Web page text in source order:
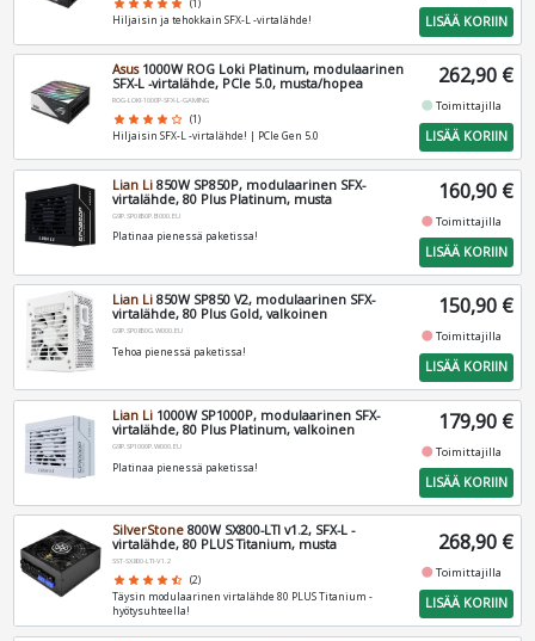
star star star star star (1)
Hiljaisin ja tehokkain SFX-L -virtalähde!
LISÄÄ KORIIN
Asus1000W ROG Loki Platinum, modulaarinen
SFX-L -virtalähde, PCIe 5.0, musta/hopea
ROG-LOKI-1000P-SFX-L-GAMING
star star star star star_border (1)
Hiljaisin SFX-L -virtalähde! | PCIe Gen 5.0
262,90 €
fiber_manual_recordToimittajilla
LISÄÄ KORIIN
Lian Li 850W SP850P, modulaarinen SFX-
virtalähde, 80 Plus Platinum, musta
G9P.SP0850P.B000.EU
Platinaa pienessä paketissa!
160,90 €
fiber_manual_recordToimittajilla
LISÄÄ KORIIN
Lian Li 850W SP850 V2, modulaarinen SFX-
virtalähde, 80 Plus Gold, valkoinen
G9P.SP0850G.W000.EU
Tehoa pienessä paketissa!
150,90 €
fiber_manual_recordToimittajilla
LISÄÄ KORIIN
Lian Li 1000W SP1000P, modulaarinen SFX-
virtalähde, 80 Plus Platinum, valkoinen
G9P.SP1000P.W000.EU
Platinaa pienessä paketissa!
179,90 €
fiber_manual_recordToimittajilla
LISÄÄ KORIIN
SilverStone 800W SX800-LTI v1.2, SFX-L -
virtalähde, 80 PLUS Titanium, musta
SST-SX800-LTI-V1.2
star star star star star_half (2)
Täysin modulaarinen virtalähde 80 PLUS Titanium -
hyötysuhteella!
268,90 €
fiber_manual_recordToimittajilla
LISÄÄ KORIIN